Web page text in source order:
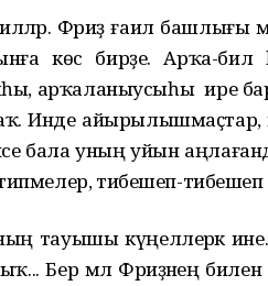
Фәриҙә ғаилә башлығы
көс бирҙе. Арҡа-бил
арҡаланыусыһы ире
Инде айырылышмаҫтар,
бала уның уйын
тибешеп-тибешеп
тауышы күңеллерәк
тыҡ... Бер мәл Фәриҙәнең